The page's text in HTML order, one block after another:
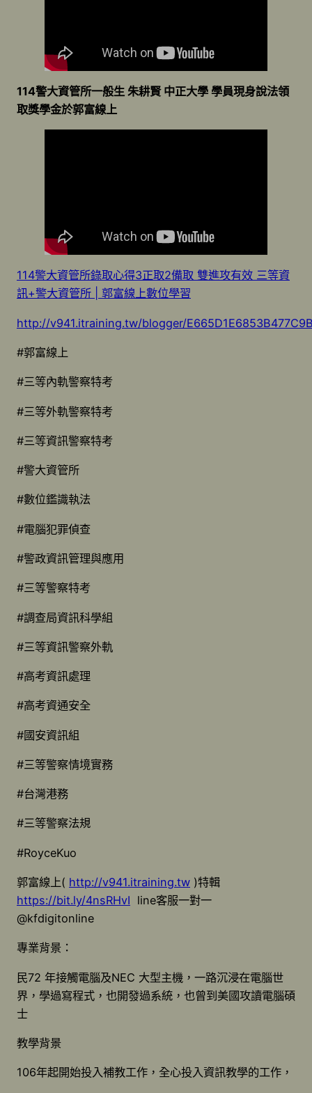
114警大資管所一般生 朱耕賢 中正大學 學員現身說法領
取獎學金於郭富線上
114警大資管所錄取心得3正取2備取 雙進攻有效 三等資
訊+警大資管所 | 郭富線上數位學習
http://v941.itraining.tw/blogger/
#郭富線上
#三等內軌警察特考
#三等外軌警察特考
#三等資訊警察特考
#警大資管所
#數位鑑識執法
#電腦犯罪偵查
#警政資訊管理與應用
#三等警察特考
#調查局資訊科學組
#三等資訊警察外軌
#高考資訊處理
#高考資通安全
#國安資訊組
#三等警察情境實務
#台灣港務
#三等警察法規
#RoyceKuo
郭富線上( http://v941.itraining.tw )特輯
https://bit.ly/4nsRHvI line客服一對一
@kfdigitonline
專業背景：
民72 年接觸電腦及NEC 大型主機，一路沉浸在電腦世
界，學過寫程式，也開發過系統，也曾到美國攻讀電腦碩
士
教學背景
106年起開始投入補教工作，全心投入資訊教學的工作，